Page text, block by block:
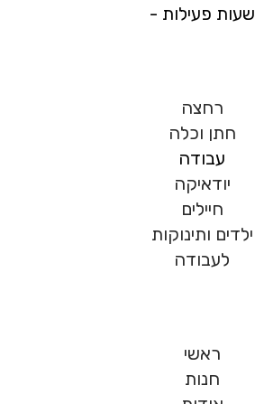
שעות פעילות -
רחצה
חתן וכלה
עבודה
יודאיקה
חיילים
ילדים ותינוקות
לעבודה
ראשי
חנות